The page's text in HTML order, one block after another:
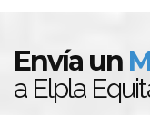
Envía un
a Elpla